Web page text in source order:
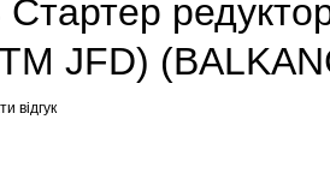
JFD)
відгук